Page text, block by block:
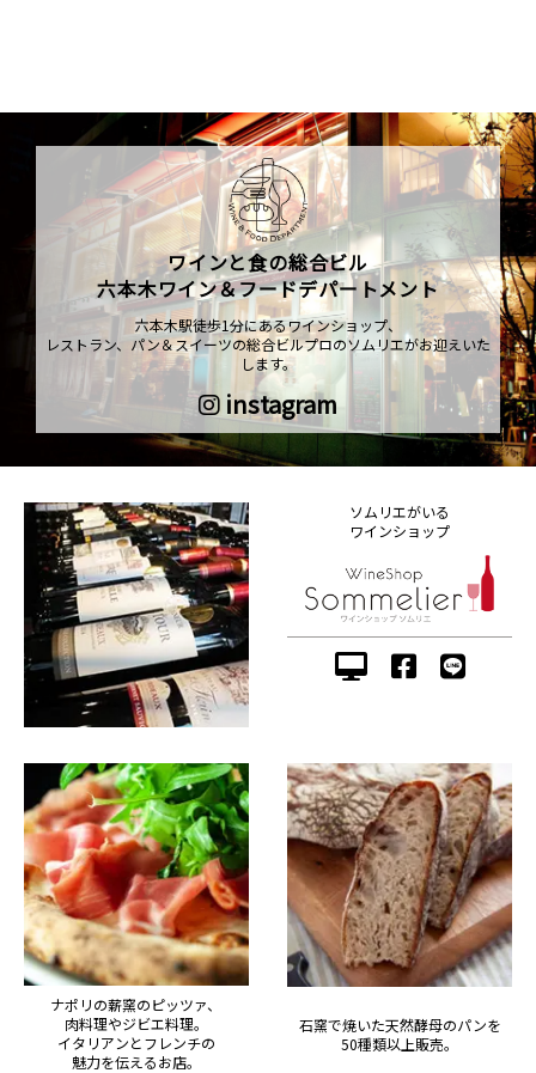
ワインと食の総合ビル
六本木ワイン＆フードデパートメント
六本木駅徒歩1分にあるワインショップ、
レストラン、パン＆スイーツの総合ビルプロのソムリエがお迎えいた
します。
instagram
ソムリエがいる
ワインショップ
ナポリの薪窯のピッツァ、
肉料理やジビエ料理。
イタリアンとフレンチの
魅力を伝えるお店。
石窯で焼いた天然酵母のパンを
50種類以上販売。